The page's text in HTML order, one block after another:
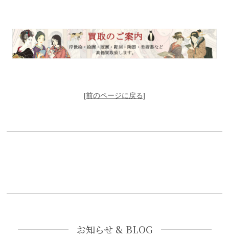
[前のページに戻る]
お知らせ & BLOG